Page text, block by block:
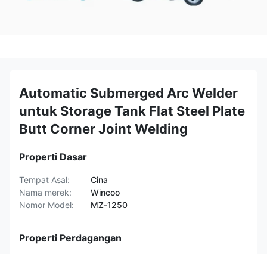
Automatic Submerged Arc Welder
untuk Storage Tank Flat Steel Plate
Butt Corner Joint Welding
Properti Dasar
Tempat Asal:
Cina
Nama merek:
Wincoo
Nomor Model:
MZ-1250
Properti Perdagangan